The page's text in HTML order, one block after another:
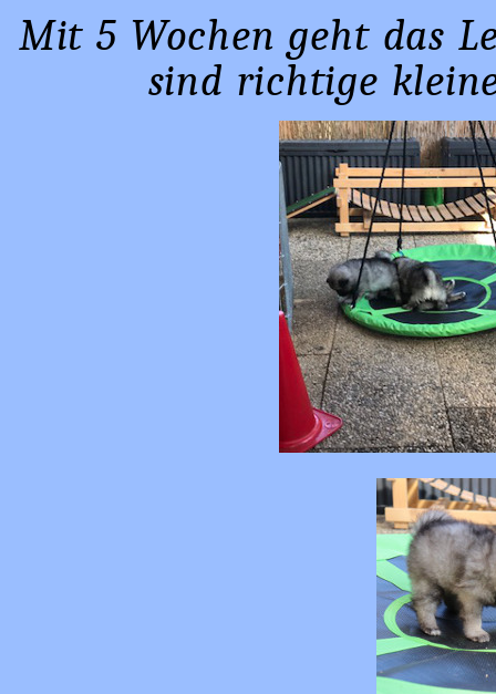
Mit 5 Wochen geht das
sind richtige